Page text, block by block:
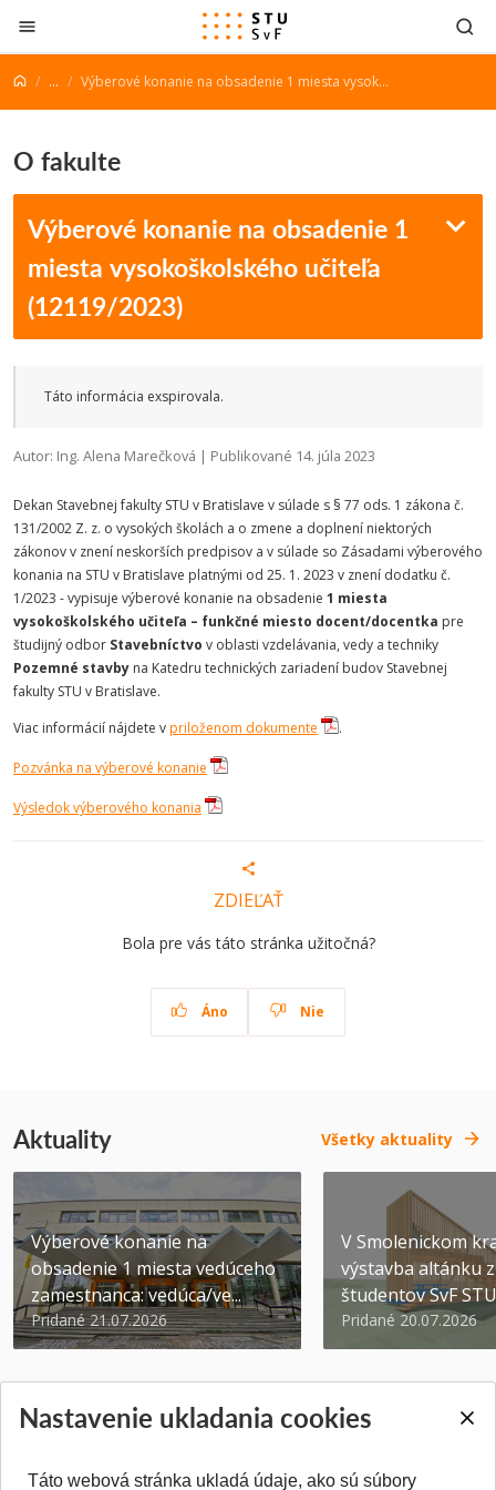
Prejsť na obsah
... Výberové konanie na obsadenie 1 miesta vysokoškolského učiteľa (12119/2023)
O fakulte
Výberové konanie na obsadenie 1
miesta vysokoškolského učiteľa
(12119/2023)
Táto informácia exspirovala.
Autor: Ing. Alena Marečková | Publikované 14. júla 2023
Dekan Stavebnej fakulty STU v Bratislave v súlade s § 77 ods. 1 zákona č.
131/2002 Z. z. o vysokých školách a o zmene a doplnení niektorých
zákonov v znení neskorších predpisov a v súlade so Zásadami výberového
konania na STU v Bratislave platnými od 25. 1. 2023 v znení dodatku č.
1/2023 - vypisuje výberové konanie na obsadenie 1 miesta
vysokoškolského učiteľa – funkčné miesto docent/docentka pre
študijný odbor Stavebníctvo v oblasti vzdelávania, vedy a techniky
Pozemné stavby na Katedru technických zariadení budov Stavebnej
fakulty STU v Bratislave.
Viac informácií nájdete vpriloženom dokumente .
Pozvánka na výberové konanie
Výsledok výberového konania
ZDIEĽAŤ
Bola pre vás táto stránka užitočná?
Áno Nie
Aktuality Všetky aktuality
Výberové konanie na
obsadenie 1 miesta vedúceho
zamestnanca: vedúca/ve...
Pridané 21.07.2026
V Smolenickom
výstavba altánku
študentov SvF STU
Pridané 20.07.2026
Nastavenie ukladania cookies
Táto webová stránka ukladá údaje, ako sú súbory